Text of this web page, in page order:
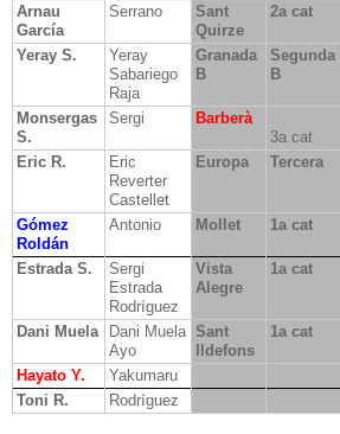
Arnau
García
Serrano
Sant
Quirze
2a cat
Yeray S.
Yeray
Sabariego
Raja
Granada
B
Segunda
B
Monsergas
S.
Sergi
Barberà
3a cat
Eric R.
Eric
Reverter
Castellet
Europa Tercera
Gómez
Roldán
Antonio Mollet 1a cat
Estrada S.
Sergi
Estrada
Rodríguez
Vista
Alegre
1a cat
Dani Muela
Dani Muela
Ayo
Sant
Ildefons
1a cat
Hayato Y. Yakumaru
Toni R.
Rodríguez